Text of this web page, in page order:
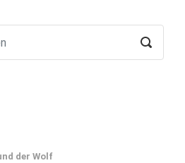
der Wolf